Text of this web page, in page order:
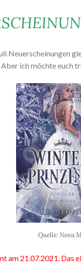
Neuerscheinungen
Aber ich möchte
Quelle: Nova
am 21.07.2021. Das